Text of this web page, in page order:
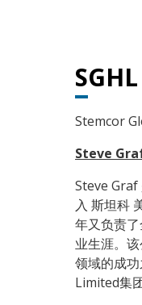
Stemcor
Steve
Steve Graf
入 斯坦科
年又负责
业生涯。
领域的成
Limited集